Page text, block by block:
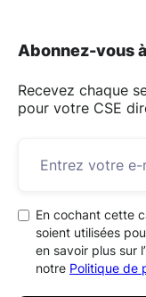
Abonnez-vous
Recevez chaque
pour votre CSE
En cochant cette
soient utilisées
en savoir plus sur
notre Politique de